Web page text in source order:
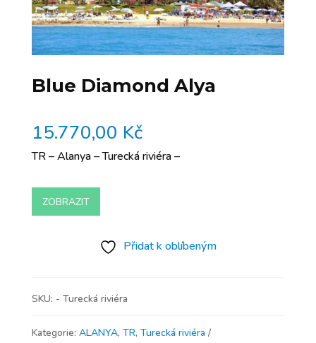
Blue Diamond Alya
15.770,00 Kč
TR – Alanya – Turecká riviéra –
ZOBRAZIT
Přidat k oblíbeným
SKU: - Turecká riviéra
Kategorie: ALANYA, TR, Turecká riviéra